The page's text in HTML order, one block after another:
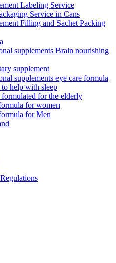
Labeling Service
Service in Cans
Filling and Sachet Packing
supplements Brain nourishing
supplement
supplements eye care formula
help with sleep
for the elderly
for women
for Men